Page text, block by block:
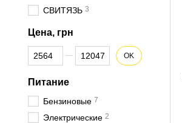
СВИТЯЗЬ 3
Цена, грн
От Цена, грн
До Цена, грн OK
Питание
Бензиновые 7
Электрические 2